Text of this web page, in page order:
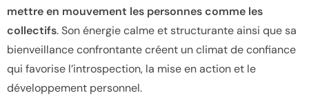
mettre en mouvement les personnes comme les
collectifs. Son énergie calme et structurante ainsi que sa
bienveillance confrontante créent un climat de confiance
qui favorise l’introspection, la mise en action et le
développement personnel.